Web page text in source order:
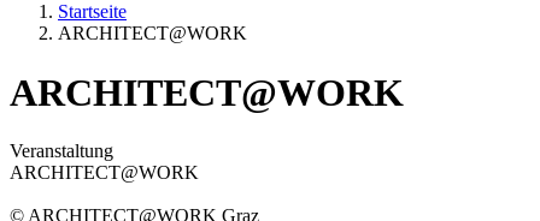
Startseite
ARCHITECT@WORK
ARCHITECT@WORK
Veranstaltung
ARCHITECT@WORK
© ARCHITECT@WORK Graz